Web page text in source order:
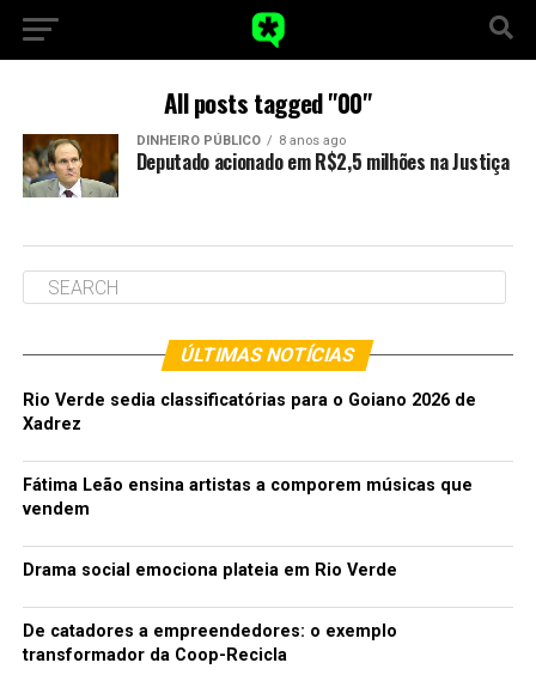
All posts tagged "00"
DINHEIRO PÚBLICO 8 anos ago
Deputado acionado em R$2,5 milhões na Justiça
ÚLTIMAS NOTÍCIAS
Rio Verde sedia classificatórias para o Goiano 2026 de
Xadrez
Fátima Leão ensina artistas a comporem músicas que
vendem
Drama social emociona plateia em Rio Verde
De catadores a empreendedores: o exemplo
transformador da Coop-Recicla